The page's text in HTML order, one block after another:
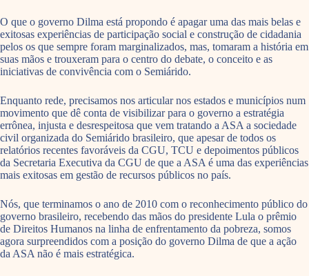
O que o governo Dilma está propondo é apagar uma das mais belas e
exitosas experiências de participação social e construção de cidadania
pelos os que sempre foram marginalizados, mas, tomaram a história em
suas mãos e trouxeram para o centro do debate, o conceito e as
iniciativas de convivência com o Semiárido.
Enquanto rede, precisamos nos articular nos estados e municípios num
movimento que dê conta de visibilizar para o governo a estratégia
errônea, injusta e desrespeitosa que vem tratando a ASA a sociedade
civil organizada do Semiárido brasileiro, que apesar de todos os
relatórios recentes favoráveis da CGU, TCU e depoimentos públicos
da Secretaria Executiva da CGU de que a ASA é uma das experiências
mais exitosas em gestão de recursos públicos no país.
Nós, que terminamos o ano de 2010 com o reconhecimento público do
governo brasileiro, recebendo das mãos do presidente Lula o prêmio
de Direitos Humanos na linha de enfrentamento da pobreza, somos
agora surpreendidos com a posição do governo Dilma de que a ação
da ASA não é mais estratégica.